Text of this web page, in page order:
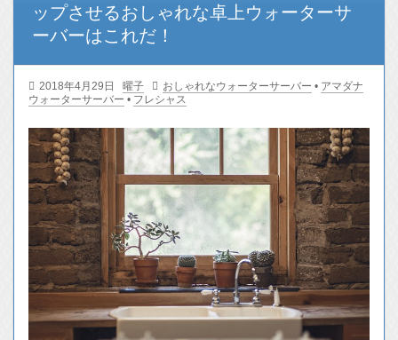
ップさせるおしゃれな卓上ウォーターサ
ーバーはこれだ！
2018年4月29日 曜子 おしゃれなウォーターサーバー • アマダナ
ウォーターサーバー • フレシャス